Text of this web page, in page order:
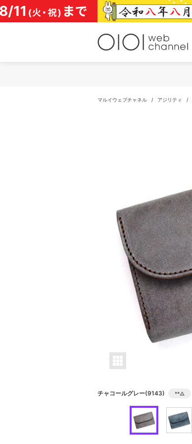
コ
ン
テ
マルイウェブチャネル / アジリティ /
チャコールグレー(9143) **△